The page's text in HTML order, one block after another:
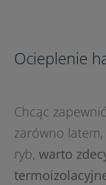
Ocieplenie
Chcąc
zarówno
ryb, warto